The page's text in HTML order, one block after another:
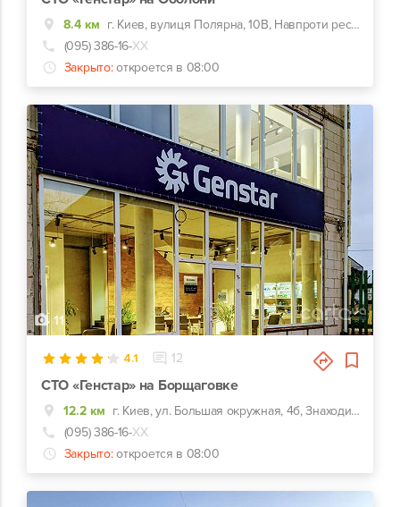
8.4 км
г. Киев, вулиця Полярна, 10В, Навпроти ресторану "Закарпатська колиба". Перебуваємо на перехресті вул. Полярної та вул. Сім'ї Кульженків.
(095) 386-16-ХХ
Закрыто: откроется в 08:00
11
4.1 12
СТО «Генстар» на Борщаговке
12.2 км
г. Киев, ул. Большая окружная, 4б, Знаходимось на в'їзді в гаражний кооператив "Берізка 2", навпроти ДНВП "Електронмаш". Дістатися до СТО можна через Велику Кільцеву трасу.
(095) 386-16-ХХ
Закрыто: откроется в 08:00